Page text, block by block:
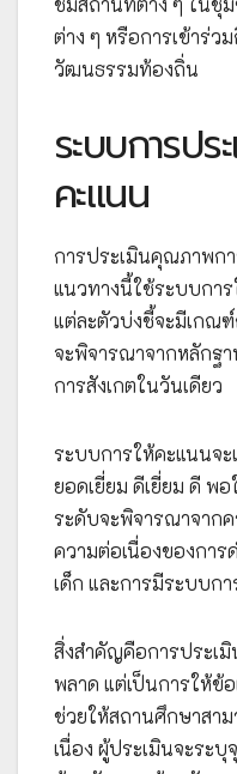
ต่าง ๆ หรือการเข้าร่ว
วัฒนธรรมท้องถิ่น
ระบบการปร
คะแนน
การประเมินคุณภาพก
แนวทางนี้ใช้ระบบกา
แต่ละตัวบ่งชี้จะมีเกณ
จะพิจารณาจากหลักฐา
การสังเกตในวันเดียว
ระบบการให้คะแนนจ
ยอดเยี่ยม ดีเยี่ยม ดี พ
ระดับจะพิจารณาจาก
ความต่อเนื่องของกา
เด็ก และการมีระบบก
สิ่งสำคัญคือการประเมิ
พลาด แต่เป็นการให้ข้อ
ช่วยให้สถานศึกษาสา
เนื่อง ผู้ประเมินจะระ